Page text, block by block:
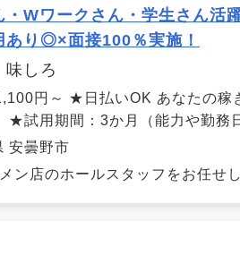
・Wワークさん・学生さん活
あり◎×面接100％実施！
しろ
円～ ★日払いOK あなたの稼
★試用期間：3か月（能力や勤務
安曇野市
メン店のホールスタッフをお任